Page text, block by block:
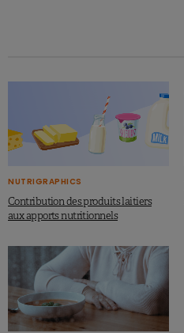
NUTRIGRAPHICS
Contribution des produits laitiers
aux apports nutritionnels